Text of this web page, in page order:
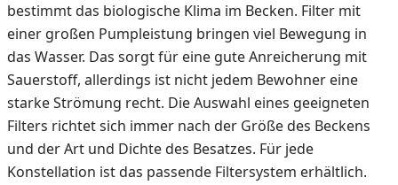
bestimmt das biologische Klima im Becken. Filter mit
einer großen Pumpleistung bringen viel Bewegung in
das Wasser. Das sorgt für eine gute Anreicherung mit
Sauerstoff, allerdings ist nicht jedem Bewohner eine
starke Strömung recht. Die Auswahl eines geeigneten
Filters richtet sich immer nach der Größe des Beckens
und der Art und Dichte des Besatzes. Für jede
Konstellation ist das passende Filtersystem erhältlich.